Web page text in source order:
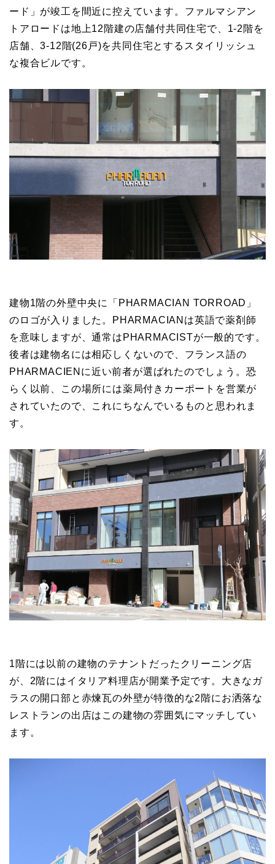
ード」が竣工を間近に控えています。ファルマシアン
トアロードは地上12階建の店舗付共同住宅で、1-2階を
店舗、3-12階(26戸)を共同住宅とするスタイリッシュ
な複合ビルです。
建物1階の外壁中央に「PHARMACIAN TORROAD」
のロゴが入りました。PHARMACIANは英語で薬剤師
を意味しますが、通常はPHARMACISTが一般的です。
後者は建物名には相応しくないので、フランス語の
PHARMACIENに近い前者が選ばれたのでしょう。恐
らく以前、この場所には薬局付きカーポートを営業が
されていたので、これにちなんでいるものと思われま
す。
1階には以前の建物のテナントだったクリーニング店
が、2階にはイタリア料理店が開業予定です。大きなガ
ラスの開口部と赤煉瓦の外壁が特徴的な2階にお洒落な
レストランの出店はこの建物の雰囲気にマッチしてい
ます。